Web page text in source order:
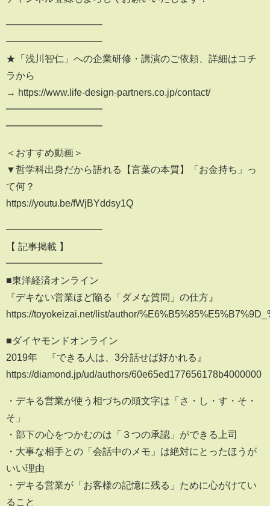
━━━━━━━━━━
━━━━━━━━━━
★「浅川智仁」への企業研修・講演のご依頼、詳細はコチ
ラから
→ https://www.life-design-partners.co.jp/contact/
━━━━━━━━━━
━━━━━━━━━━
＜おすすめ動画＞
▼哲学科出身だから語れる【言葉の本質】「お金持ち」っ
て何？
https://youtu.be/fWjBYddsy1Q
━━━━━━━━━━
【 記事掲載 】
━━━━━━━━━━
■東洋経済オンライン
『デキない営業ほど陥る「ダメな質問」の仕方』
https://toyokeizai.net/list/author/
■ダイヤモンドオンライン
2019年 『できる人は、3分話せば好かれる』
https://diamond.jp/ud/authors/60e65ed177656178b4000000
・デキる営業が使う相づちの頭文字は「さ・し・す・そ・
そ」
・部下の心をつかむのは「３つの承認」ができる上司
・大事な相手との「会話中のメモ」は絶対にとったほうが
いい理由
・デキる営業が「お客様の記憶に残る」ために心がけてい
ること